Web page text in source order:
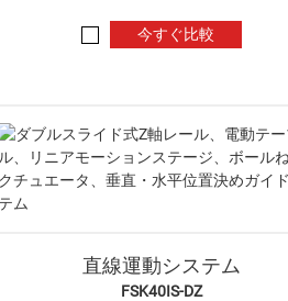
今すぐ比較
直線運動システム
FSK40IS-DZ